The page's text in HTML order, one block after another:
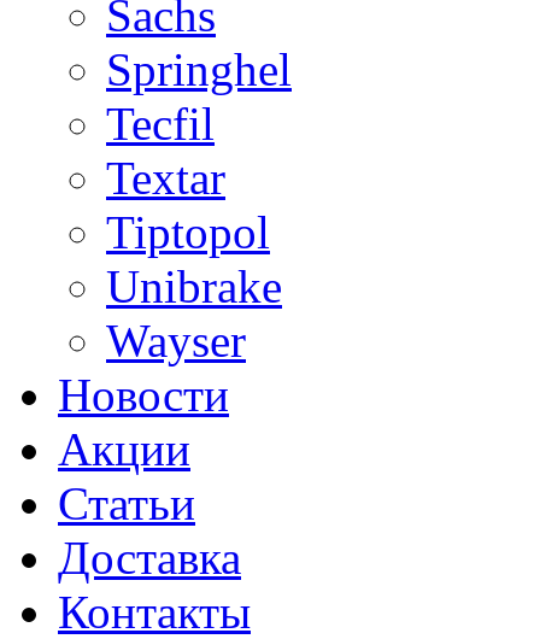
Sachs
Springhel
Tecfil
Textar
Tiptopol
Unibrake
Wayser
Новости
Акции
Статьи
Доставка
Контакты